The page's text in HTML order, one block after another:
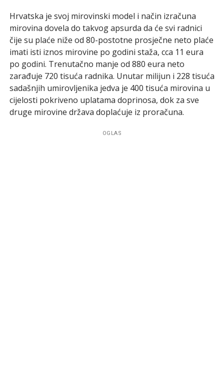
Hrvatska je svoj mirovinski model i način izračuna
mirovina dovela do takvog apsurda da će svi radnici
čije su plaće niže od 80-postotne prosječne neto plaće
imati isti iznos mirovine po godini staža, cca 11 eura
po godini. Trenutačno manje od 880 eura neto
zarađuje 720 tisuća radnika. Unutar milijun i 228 tisuća
sadašnjih umirovljenika jedva je 400 tisuća mirovina u
cijelosti pokriveno uplatama doprinosa, dok za sve
druge mirovine država doplaćuje iz proračuna.
OGLAS